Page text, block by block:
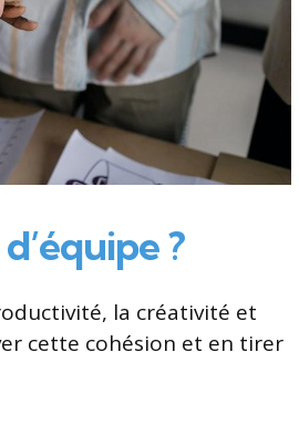
?
la créativité et
cette cohésion et en tirer